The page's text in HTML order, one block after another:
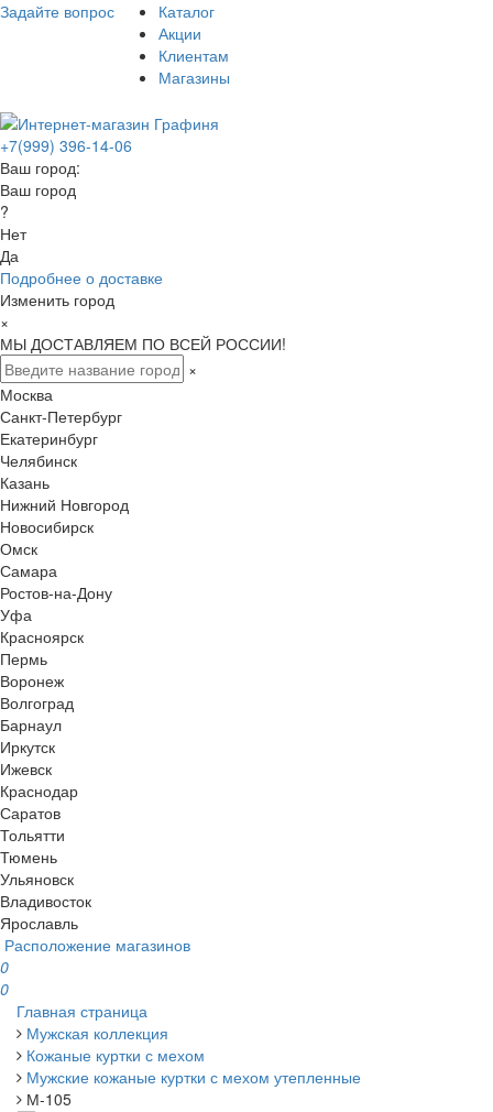
Задайте вопрос
Каталог
Акции
Клиентам
Магазины
+7(999) 396-14-06
Ваш город:
Ваш город
?
Нет
Да
Подробнее о доставке
Изменить город
×
МЫ ДОСТАВЛЯЕМ ПО ВСЕЙ РОССИИ!
×
Москва
Санкт-Петербург
Екатеринбург
Челябинск
Казань
Нижний Новгород
Новосибирск
Омск
Самара
Ростов-на-Дону
Уфа
Красноярск
Пермь
Воронеж
Волгоград
Барнаул
Иркутск
Ижевск
Краснодар
Саратов
Тольятти
Тюмень
Ульяновск
Владивосток
Ярославль
Расположение магазинов
0
0
Главная страница
Мужская коллекция
Кожаные куртки с мехом
Мужские кожаные куртки с мехом утепленные
М-105